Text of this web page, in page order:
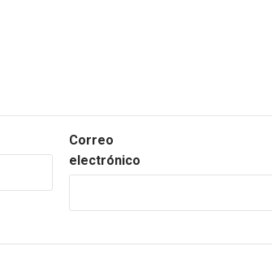
Correo
electrónico